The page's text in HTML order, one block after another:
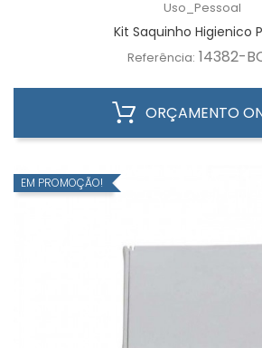
Uso_Pessoal
Kit Saquinho Higienico
Referência: 14382-
ORÇAMENTO
EM PROMOÇÃO!